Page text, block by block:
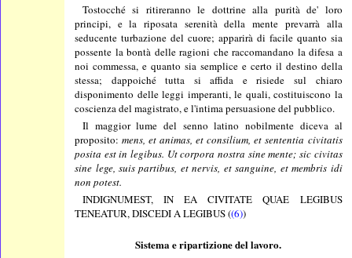
Tostocché si ritireranno le dottrine alla purità de' loro
principi, e la riposata serenità della mente prevarrà alla
seducente turbazione del cuore; apparirà di facile quanto sia
possente la bontà delle ragioni che raccomandano la difesa a
noi commessa, e quanto sia semplice e certo il destino della
stessa; dappoiché tutta si affida e risiede sul chiaro
disponimento delle leggi imperanti, le quali, costituiscono la
coscienza del magistrato, e l'intima persuasione del pubblico.
Il maggior lume del senno latino nobilmente diceva al
proposito:mens, et animas, et consilium, et sententia civitatis
posita est in legibus. Ut corpora nostra sine mente; sic civitas
sine lege, suis partibus, et nervis, et sanguine, et membris idi
non potest.
INDIGNUMEST, IN EA CIVITATE QUAE LEGIBUS
TENEATUR, DISCEDI A LEGIBUS ((6))
Sistema e ripartizione del lavoro.